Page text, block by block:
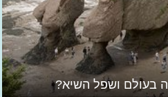
בעולם ושפל השיא?